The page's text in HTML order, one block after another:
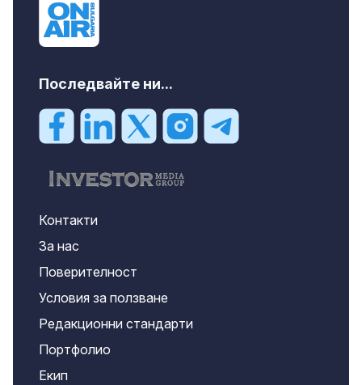
Последвайте ни...
Контакти
За нас
Поверителност
Условия за ползване
Редакционни стандарти
Портфолио
Екип